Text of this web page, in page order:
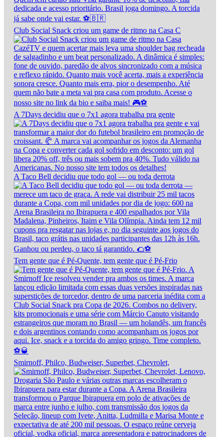
Club Social Snack criou um game de ritmo na Casa C
A 7Days decidiu que o 7x1 agora trabalha pra gente
A Taco Bell decidiu que todo gol — ou toda derrota
Tem gente que é Pé-Quente, tem gente que é Pé-Frio
Smirnoff, Philco, Budweiser, Superbet, Chevrolet,